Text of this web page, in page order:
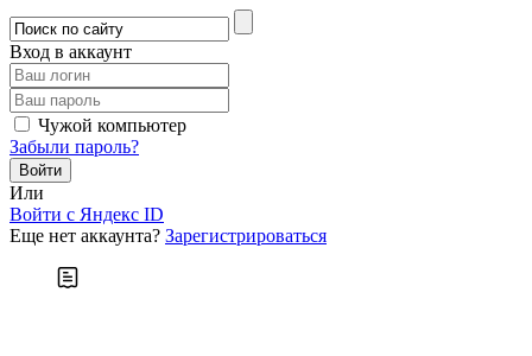
Вход в аккаунт
Чужой компьютер
Забыли пароль?
Или
Войти c Яндекс ID
Еще нет аккаунта? Зарегистрироваться